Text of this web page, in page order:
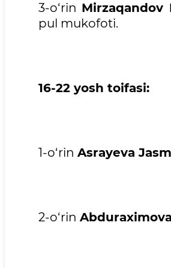
3-o‘rin Mirzaqandov
pul mukofoti.
16-22 yosh toifasi:
1-o‘rin Asrayeva
2-o‘rin